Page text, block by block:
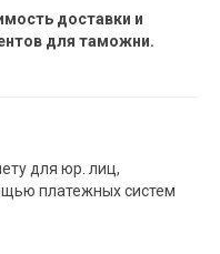
доставки и
для таможни.
для юр. лиц,
платежных систем